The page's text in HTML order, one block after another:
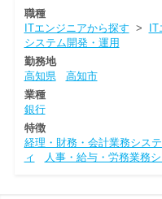
職種
ITエンジニアから探す >
システム開発・運用
勤務地
高知県
高知市
業種
銀行
特徴
経理・財務・会計業務シス
ィ
人事・給与・労務業務